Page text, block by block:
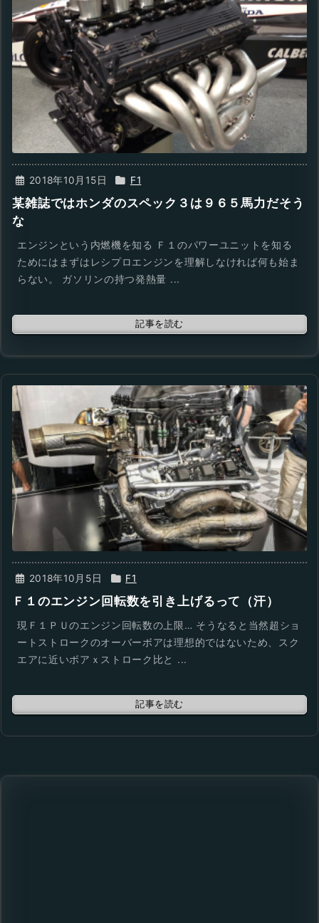
2018年10月15日 F1
某雑誌ではホンダのスペック３は９６５馬力だそう
な
エンジンという内燃機を知る Ｆ１のパワーユニットを知る
ためにはまずはレシプロエンジンを理解しなければ何も始ま
らない。 ガソリンの持つ発熱量 ...
記事を読む
2018年10月5日 F1
Ｆ１のエンジン回転数を引き上げるって（汗）
現Ｆ１ＰＵのエンジン回転数の上限… そうなると当然超ショ
ートストロークのオーバーボアは理想的ではないため、スク
エアに近いボアｘストローク比と ...
記事を読む